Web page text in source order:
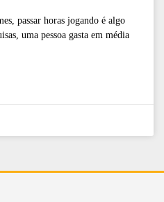
passar horas jogando é algo
uma pessoa gasta em média